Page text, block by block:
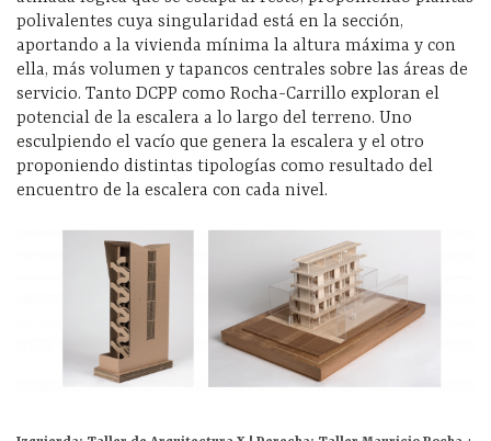
polivalentes cuya singularidad está en la sección,
aportando a la vivienda mínima la altura máxima y con
ella, más volumen y tapancos centrales sobre las áreas de
servicio. Tanto DCPP como Rocha-Carrillo exploran el
potencial de la escalera a lo largo del terreno. Uno
esculpiendo el vacío que genera la escalera y el otro
proponiendo distintas tipologías como resultado del
encuentro de la escalera con cada nivel.